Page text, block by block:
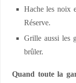
Hache les noix
Réserve.
Grille aussi les
brûler.
Quand toute la